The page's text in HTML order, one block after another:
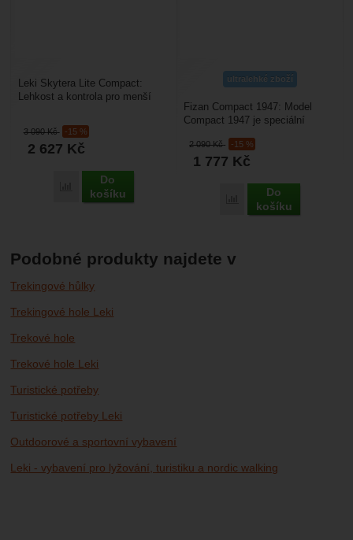
3 090Kč -15 %
2 627 Kč
Porovnat
Do
košíku
Leki Skytera Lite Compact:
Lehkost a kontrola pro menší
je teleskopická...
ultralehké zboží
2 090Kč -15 %
1 777 Kč
Porovnat
Do
košíku
Fizan Compact 1947: Model
Compact 1947 je speciální
založení italské...
Podobné produkty najdete v
Trekingové hůlky
Trekingové hole Leki
Trekové hole
Trekové hole Leki
Turistické potřeby
Turistické potřeby Leki
Outdoorové a sportovní vybavení
Leki - vybavení pro lyžování, turistiku a nordic walking